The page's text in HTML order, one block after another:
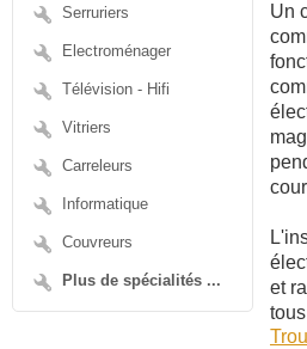
Serruriers
Electroménager
Télévision - Hifi
Vitriers
Carreleurs
Informatique
Couvreurs
Plus de spécialités ...
Un
et